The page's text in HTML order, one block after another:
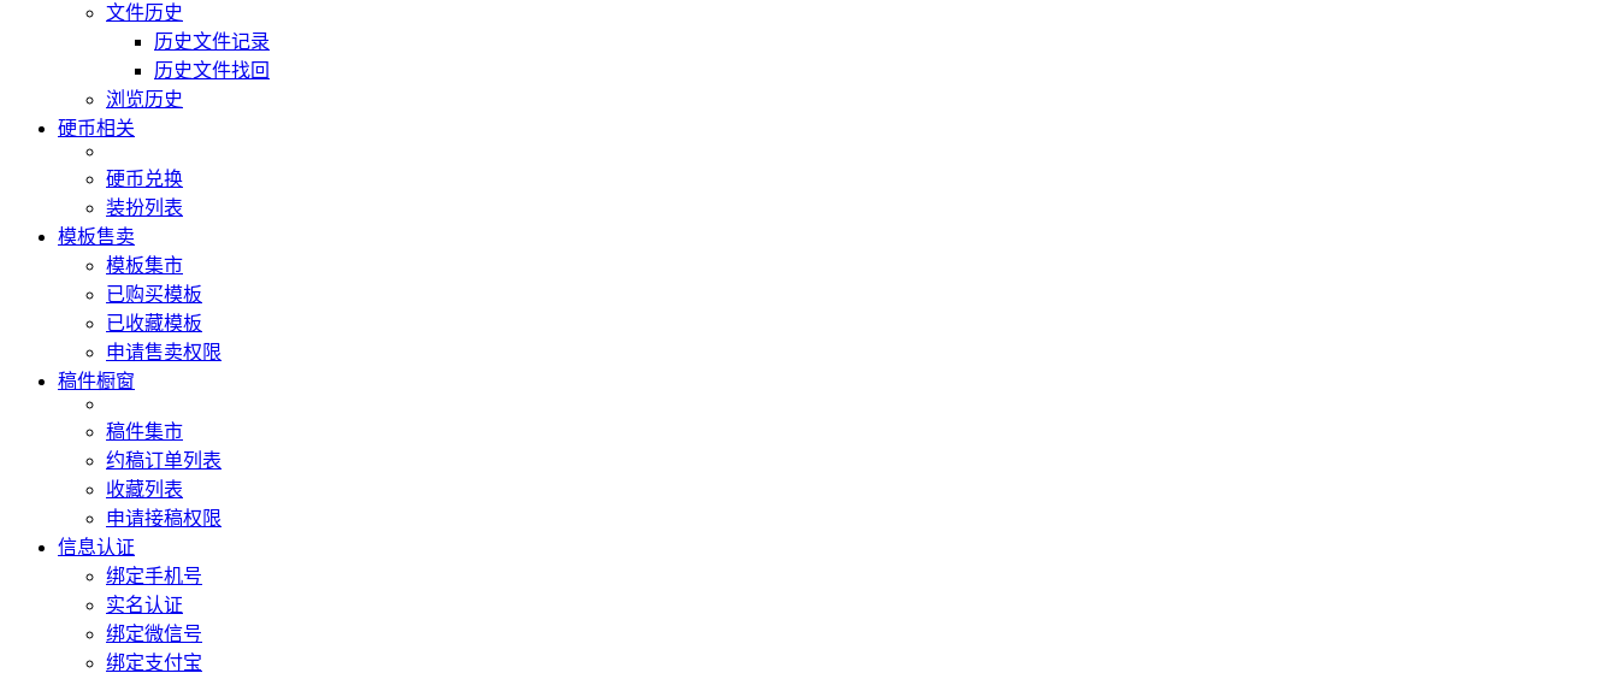
文件历史
历史文件记录
历史文件找回
浏览历史
硬币相关
硬币兑换
装扮列表
模板售卖
模板集市
已购买模板
已收藏模板
申请售卖权限
稿件橱窗
稿件集市
约稿订单列表
收藏列表
申请接稿权限
信息认证
绑定手机号
实名认证
绑定微信号
绑定支付宝